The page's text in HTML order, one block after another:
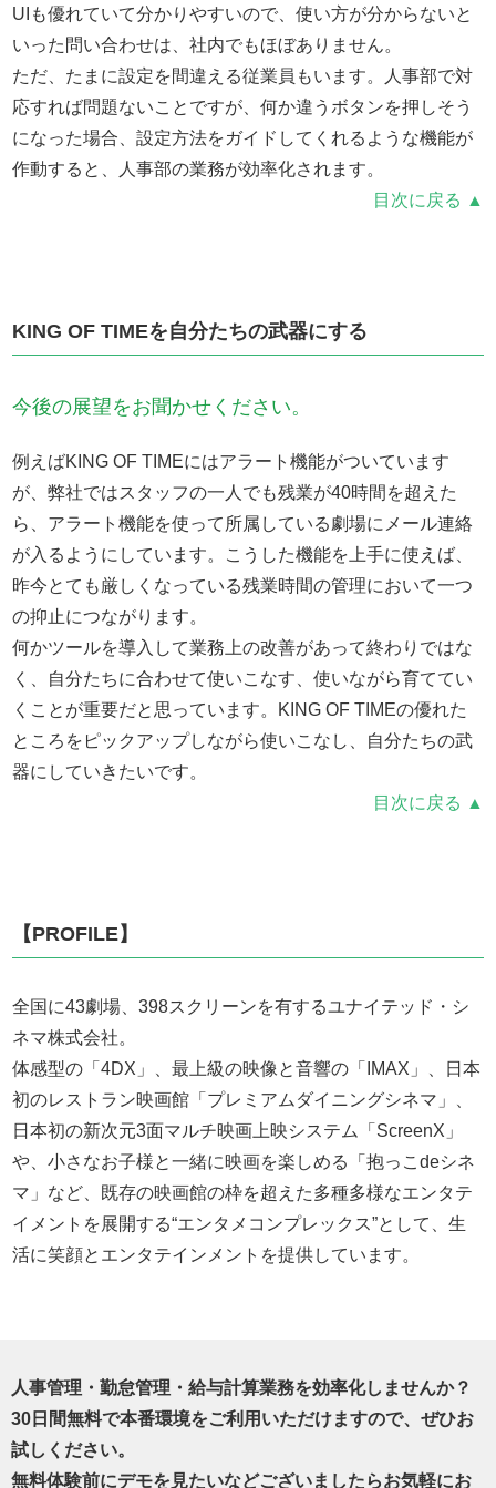
UIも優れていて分かりやすいので、使い方が分からないと
いった問い合わせは、社内でもほぼありません。
ただ、たまに設定を間違える従業員もいます。人事部で対
応すれば問題ないことですが、何か違うボタンを押しそう
になった場合、設定方法をガイドしてくれるような機能が
作動すると、人事部の業務が効率化されます。
目次に戻る ▲
KING OF TIMEを自分たちの武器にする
今後の展望をお聞かせください。
例えばKING OF TIMEにはアラート機能がついています
が、弊社ではスタッフの一人でも残業が40時間を超えた
ら、アラート機能を使って所属している劇場にメール連絡
が入るようにしています。こうした機能を上手に使えば、
昨今とても厳しくなっている残業時間の管理において一つ
の抑止につながります。
何かツールを導入して業務上の改善があって終わりではな
く、自分たちに合わせて使いこなす、使いながら育ててい
くことが重要だと思っています。KING OF TIMEの優れた
ところをピックアップしながら使いこなし、自分たちの武
器にしていきたいです。
目次に戻る ▲
【PROFILE】
全国に43劇場、398スクリーンを有するユナイテッド・シ
ネマ株式会社。
体感型の「4DX」、最上級の映像と音響の「IMAX」、日本
初のレストラン映画館「プレミアムダイニングシネマ」、
日本初の新次元3面マルチ映画上映システム「ScreenX」
や、小さなお子様と一緒に映画を楽しめる「抱っこdeシネ
マ」など、既存の映画館の枠を超えた多種多様なエンタテ
イメントを展開する“エンタメコンプレックス”として、生
活に笑顔とエンタテインメントを提供しています。
人事管理・勤怠管理・給与計算業務を効率化しませんか？
30日間無料で本番環境をご利用いただけますので、ぜひお
試しください。
無料体験前にデモを見たいなどございましたらお気軽にお